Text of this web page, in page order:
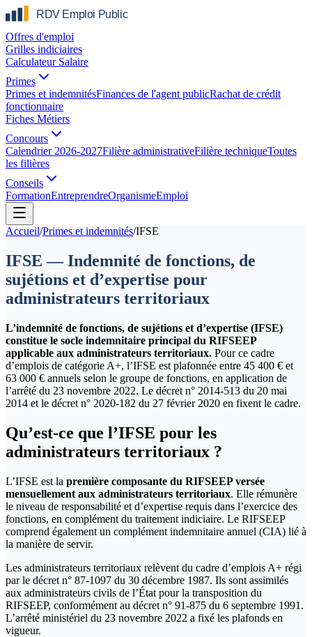
Offres d'emploi
Grilles indiciaires
Calculateur Salaire
Primes
Primes et indemnitésFinances de l'agent publicRachat de crédit
fonctionnaire
Fiches Métiers
Concours
Calendrier 2026-2027Filière administrativeFilière techniqueToutes
les filières
Conseils
FormationEntreprendreOrganismeEmploi
Accueil/Primes et indemnités/IFSE
IFSE — Indemnité de fonctions, de
sujétions et d’expertise pour
administrateurs territoriaux
L’indemnité de fonctions, de sujétions et d’expertise (IFSE)
constitue le socle indemnitaire principal du RIFSEEP
applicable aux administrateurs territoriaux. Pour ce cadre
d’emplois de catégorie A+, l’IFSE est plafonnée entre 45 400 € et
63 000 € annuels selon le groupe de fonctions, en application de
l’arrêté du 23 novembre 2022. Le décret n° 2014-513 du 20 mai
2014 et le décret n° 2020-182 du 27 février 2020 en fixent le cadre.
Qu’est-ce que l’IFSE pour les
administrateurs territoriaux ?
L’IFSE est la première composante du RIFSEEP versée
mensuellement aux administrateurs territoriaux. Elle rémunère
le niveau de responsabilité et d’expertise requis dans l’exercice des
fonctions, en complément du traitement indiciaire. Le RIFSEEP
comprend également un complément indemnitaire annuel (CIA) lié à
la manière de servir.
Les administrateurs territoriaux relèvent du cadre d’emplois A+ régi
par le décret n° 87-1097 du 30 décembre 1987. Ils sont assimilés
aux administrateurs civils de l’État pour la transposition du
RIFSEEP, conformément au décret n° 91-875 du 6 septembre 1991.
L’arrêté ministériel du 23 novembre 2022 a fixé les plafonds en
vigueur.